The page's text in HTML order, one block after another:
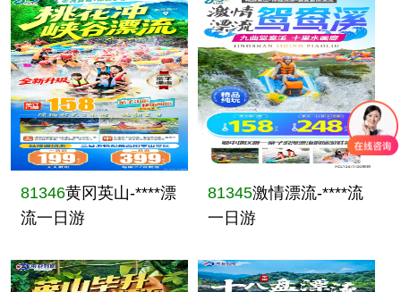
81346黄冈英山-****漂
流一日游
81345激情漂流-****流
一日游